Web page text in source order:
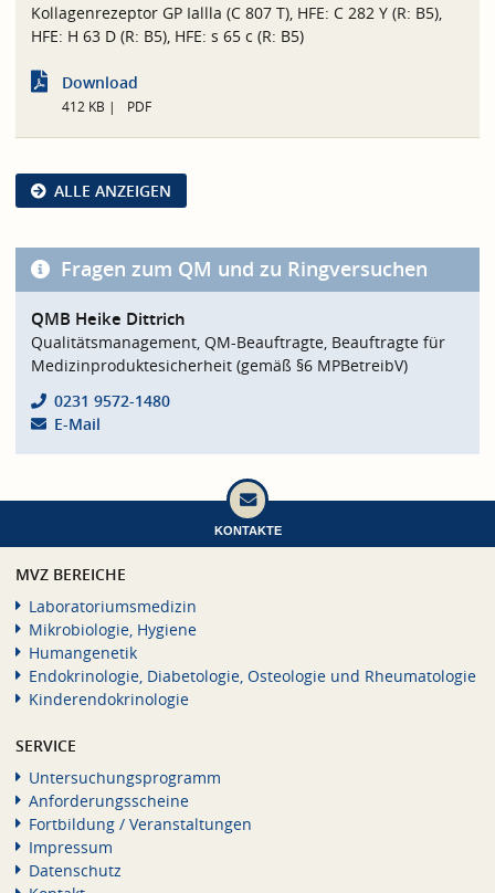
Kollagenrezeptor GP Iallla (C 807 T), HFE: C 282 Y (R: B5),
HFE: H 63 D (R: B5), HFE: s 65 c (R: B5)
Download
412 KB PDF
ALLE ANZEIGEN
Fragen zum QM und zu Ringversuchen
QMB Heike Dittrich
Qualitätsmanagement, QM-Beauftragte, Beauftragte für
Medizinproduktesicherheit (gemäß §6 MPBetreibV)
0231 9572-1480
E-Mail
KONTAKTE
MVZ BEREICHE
Laboratoriumsmedizin
Mikrobiologie, Hygiene
Humangenetik
Endokrinologie, Diabetologie, Osteologie und Rheumatologie
Kinderendokrinologie
SERVICE
Untersuchungsprogramm
Anforderungsscheine
Fortbildung / Veranstaltungen
Impressum
Datenschutz